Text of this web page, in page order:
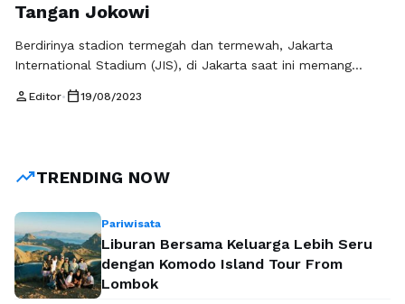
Tangan Jokowi
Berdirinya stadion termegah dan termewah, Jakarta
International Stadium (JIS), di Jakarta saat ini memang
Proyek megah ini menjadi salah satu prestasi yang patut
internasional ini dalam era …
person Editor• calendar_today19/08/2023
trending_upTRENDING NOW
Pariwisata
Liburan Bersama Keluarga Lebih Seru
dengan Komodo Island Tour From
Lombok